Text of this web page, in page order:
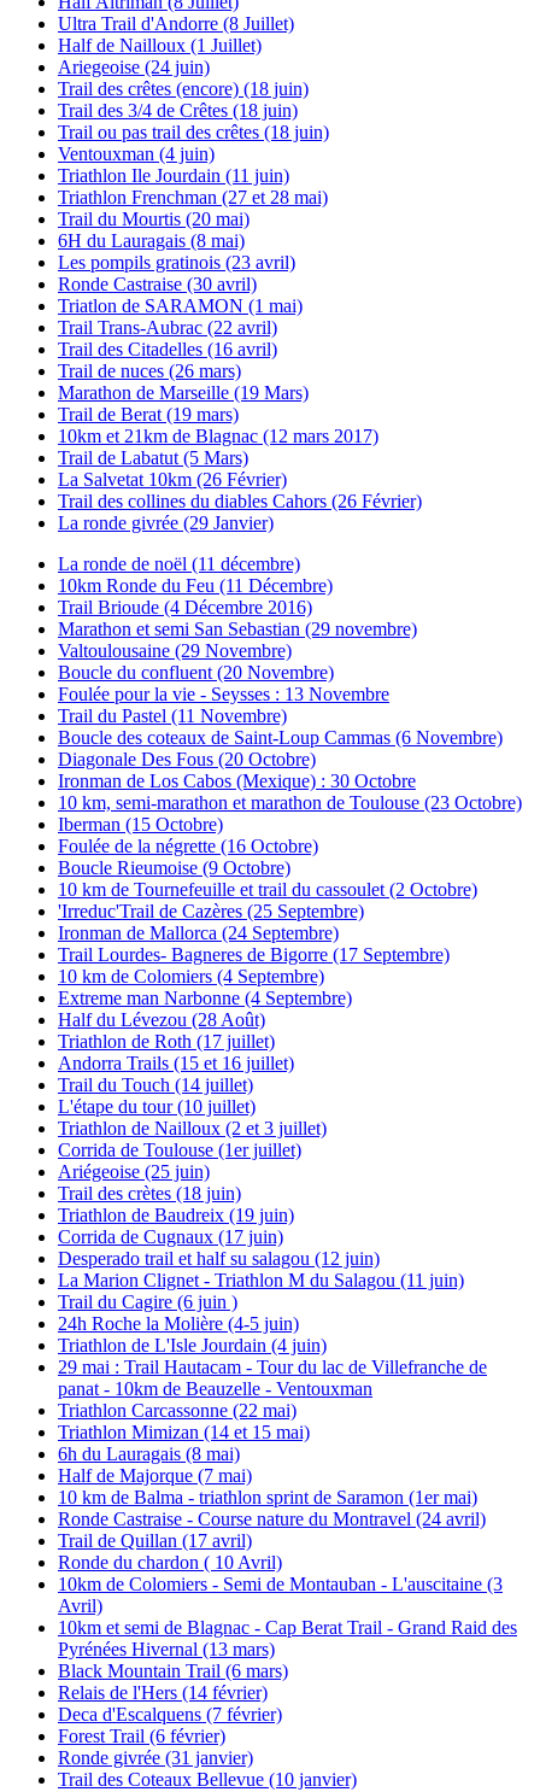
Ultra Trail d'Andorre (8 Juillet)
Half de Nailloux (1 Juillet)
Ariegeoise (24 juin)
Trail des crêtes (encore) (18 juin)
Trail des 3/4 de Crêtes (18 juin)
Trail ou pas trail des crêtes (18 juin)
Ventouxman (4 juin)
Triathlon Ile Jourdain (11 juin)
Triathlon Frenchman (27 et 28 mai)
Trail du Mourtis (20 mai)
6H du Lauragais (8 mai)
Les pompils gratinois (23 avril)
Ronde Castraise (30 avril)
Triatlon de SARAMON (1 mai)
Trail Trans-Aubrac (22 avril)
Trail des Citadelles (16 avril)
Trail de nuces (26 mars)
Marathon de Marseille (19 Mars)
Trail de Berat (19 mars)
10km et 21km de Blagnac (12 mars 2017)
Trail de Labatut (5 Mars)
La Salvetat 10km (26 Février)
Trail des collines du diables Cahors (26 Février)
La ronde givrée (29 Janvier)
La ronde de noël (11 décembre)
10km Ronde du Feu (11 Décembre)
Trail Brioude (4 Décembre 2016)
Marathon et semi San Sebastian (29 novembre)
Valtoulousaine (29 Novembre)
Boucle du confluent (20 Novembre)
Foulée pour la vie - Seysses : 13 Novembre
Trail du Pastel (11 Novembre)
Boucle des coteaux de Saint-Loup Cammas (6 Novembre)
Diagonale Des Fous (20 Octobre)
Ironman de Los Cabos (Mexique) : 30 Octobre
10 km, semi-marathon et marathon de Toulouse (23 Octobre)
Iberman (15 Octobre)
Foulée de la négrette (16 Octobre)
Boucle Rieumoise (9 Octobre)
10 km de Tournefeuille et trail du cassoulet (2 Octobre)
'Irreduc'Trail de Cazères (25 Septembre)
Ironman de Mallorca (24 Septembre)
Trail Lourdes- Bagneres de Bigorre (17 Septembre)
10 km de Colomiers (4 Septembre)
Extreme man Narbonne (4 Septembre)
Half du Lévezou (28 Août)
Triathlon de Roth (17 juillet)
Andorra Trails (15 et 16 juillet)
Trail du Touch (14 juillet)
L'étape du tour (10 juillet)
Triathlon de Nailloux (2 et 3 juillet)
Corrida de Toulouse (1er juillet)
Ariégeoise (25 juin)
Trail des crètes (18 juin)
Triathlon de Baudreix (19 juin)
Corrida de Cugnaux (17 juin)
Desperado trail et half su salagou (12 juin)
La Marion Clignet - Triathlon M du Salagou (11 juin)
Trail du Cagire (6 juin )
24h Roche la Molière (4-5 juin)
Triathlon de L'Isle Jourdain (4 juin)
29 mai : Trail Hautacam - Tour du lac de Villefranche de
panat - 10km de Beauzelle - Ventouxman
Triathlon Carcassonne (22 mai)
Triathlon Mimizan (14 et 15 mai)
6h du Lauragais (8 mai)
Half de Majorque (7 mai)
10 km de Balma - triathlon sprint de Saramon (1er mai)
Ronde Castraise - Course nature du Montravel (24 avril)
Trail de Quillan (17 avril)
Ronde du chardon ( 10 Avril)
10km de Colomiers - Semi de Montauban - L'auscitaine (3
Avril)
10km et semi de Blagnac - Cap Berat Trail - Grand Raid des
Pyrénées Hivernal (13 mars)
Black Mountain Trail (6 mars)
Relais de l'Hers (14 février)
Deca d'Escalquens (7 février)
Forest Trail (6 février)
Ronde givrée (31 janvier)
Trail des Coteaux Bellevue (10 janvier)